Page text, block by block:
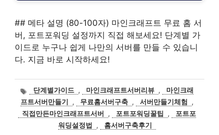
## 메타 설명 (80-100자) 마인크래프트 무료 홈 서
버, 포트포워딩 설정까지 직접 해보세요! 단계별 가
이드로 누구나 쉽게 나만의 서버를 만들 수 있습니
다. 지금 바로 시작하세요!
태
그
단계별가이드 , 마인크래프트서버리뷰 ,
마인크래
프트서버만들기
, 무료홈서버구축 , 서버만들기체험
,
직접만든마인크래프트서버
, 포트포워딩꿀팁 ,
포트포
워딩설정법
, 홈서버구축후기